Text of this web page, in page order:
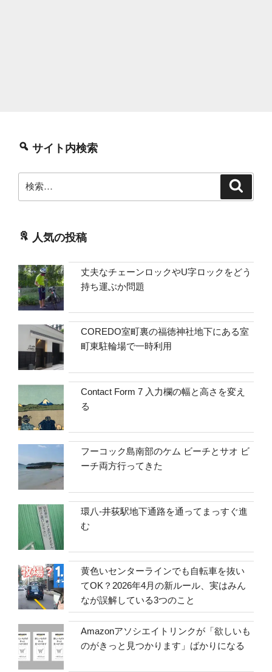
サイト内検索
索:
人気の投稿
丈夫なチェーンロックやU字ロックをどう
持ち運ぶか問題
COREDO室町裏の福徳神社地下にある室
町東駐輪場で一時利用
Contact Form 7 入力欄の幅と高さを変え
る
フーコック島南部のケム ビーチとサオ ビ
ーチ両方行ってきた
環八-井荻駅地下通路を通ってまっすぐ進
む
黄色いセンターラインでも自転車を抜い
てOK？2026年4月の新ルール、実はみん
なが誤解している3つのこと
Amazonアソシエイトリンクが「欲しいも
のがきっと見つかります」ばかりになる